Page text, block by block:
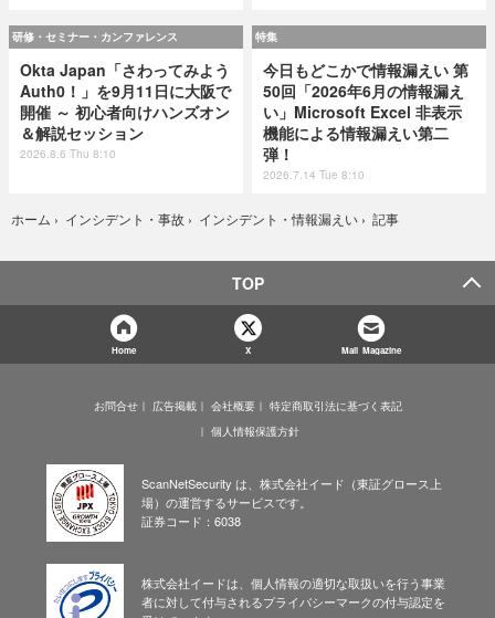
研修・セミナー・カンファレンス
Okta Japan「さわってみよう
Auth0！」を9月11日に大阪で
開催 ～ 初心者向けハンズオン
＆解説セッション
2026.8.6 Thu 8:10
特集
今日もどこかで情報漏えい 第
50回「2026年6月の情報漏え
い」Microsoft Excel 非表示
機能による情報漏えい第二
弾！
2026.7.14 Tue 8:10
ホーム › インシデント・事故 › インシデント・情報漏えい › 記事
TOP
Home X Mail Magazine
お問合せ 広告掲載 会社概要
特定商取引法に基づく表記
個人情報保護方針
ScanNetSecurity は、株式会社イード（東証グロース上
場）の運営するサービスです。
証券コード：6038
株式会社イードは、個人情報の適切な取扱いを行う事業
者に対して付与されるプライバシーマークの付与認定を